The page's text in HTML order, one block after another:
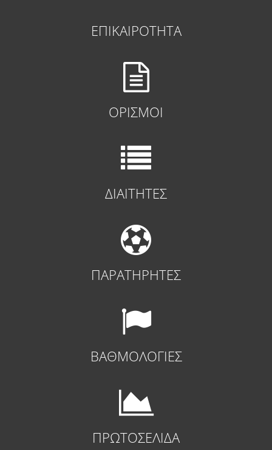
ΕΠΙΚΑΙΡΟΤΗΤΑ
ΟΡΙΣΜΟΙ
ΔΙΑΙΤΗΤΕΣ
ΠΑΡΑΤΗΡΗΤΕΣ
ΒΑΘΜΟΛΟΓΙΕΣ
ΠΡΩΤΟΣΕΛΙΔΑ